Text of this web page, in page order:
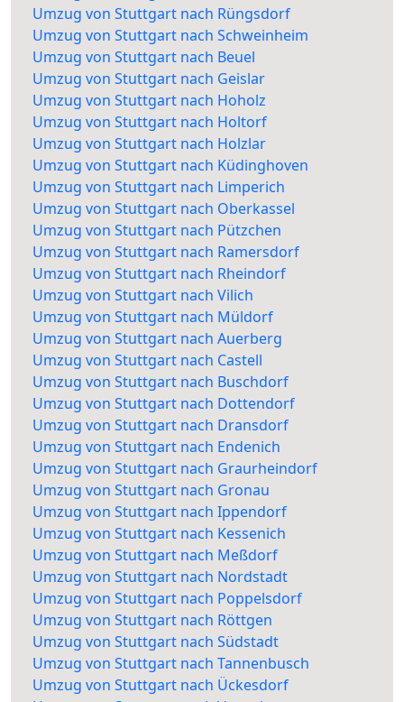
Umzug von Stuttgart nach Rüngsdorf
Umzug von Stuttgart nach Schweinheim
Umzug von Stuttgart nach Beuel
Umzug von Stuttgart nach Geislar
Umzug von Stuttgart nach Hoholz
Umzug von Stuttgart nach Holtorf
Umzug von Stuttgart nach Holzlar
Umzug von Stuttgart nach Küdinghoven
Umzug von Stuttgart nach Limperich
Umzug von Stuttgart nach Oberkassel
Umzug von Stuttgart nach Pützchen
Umzug von Stuttgart nach Ramersdorf
Umzug von Stuttgart nach Rheindorf
Umzug von Stuttgart nach Vilich
Umzug von Stuttgart nach Müldorf
Umzug von Stuttgart nach Auerberg
Umzug von Stuttgart nach Castell
Umzug von Stuttgart nach Buschdorf
Umzug von Stuttgart nach Dottendorf
Umzug von Stuttgart nach Dransdorf
Umzug von Stuttgart nach Endenich
Umzug von Stuttgart nach Graurheindorf
Umzug von Stuttgart nach Gronau
Umzug von Stuttgart nach Ippendorf
Umzug von Stuttgart nach Kessenich
Umzug von Stuttgart nach Meßdorf
Umzug von Stuttgart nach Nordstadt
Umzug von Stuttgart nach Poppelsdorf
Umzug von Stuttgart nach Röttgen
Umzug von Stuttgart nach Südstadt
Umzug von Stuttgart nach Tannenbusch
Umzug von Stuttgart nach Ückesdorf